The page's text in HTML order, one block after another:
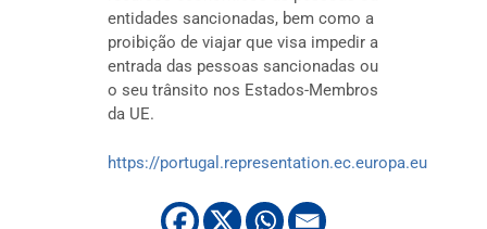
entidades sancionadas, bem como a
proibição de viajar que visa impedir a
entrada das pessoas sancionadas ou
o seu trânsito nos Estados-Membros
da UE.
https://portugal.representation.ec.europa.eu